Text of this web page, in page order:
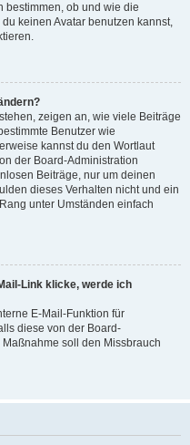
bestimmen, ob und wie die
keinen Avatar benutzen kannst,
zeigen an, wie viele Beiträge
Benutzer wie
kannst du den Wortlaut
der Board-Administration
Beiträge, nur um deinen
dieses Verhalten nicht und ein
unter Umständen einfach
Link klicke, werde ich
E-Mail-Funktion für
diese von der Board-
soll den Missbrauch